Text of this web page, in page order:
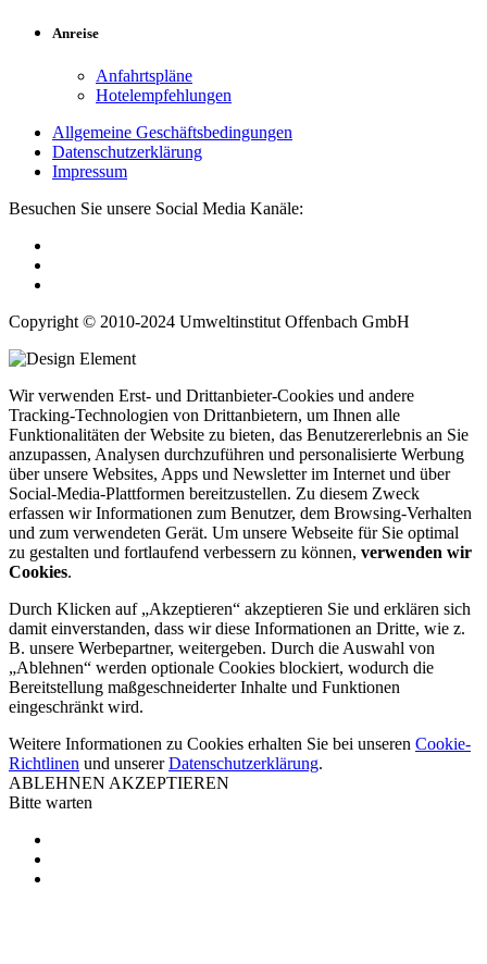
Anreise
Anfahrtspläne
Hotelempfehlungen
Allgemeine Geschäftsbedingungen
Datenschutzerklärung
Impressum
Besuchen Sie unsere Social Media Kanäle:
Copyright © 2010-2024 Umweltinstitut Offenbach GmbH
Wir verwenden Erst- und Drittanbieter-Cookies und andere
Tracking-Technologien von Drittanbietern, um Ihnen alle
Funktionalitäten der Website zu bieten, das Benutzererlebnis an Sie
anzupassen, Analysen durchzuführen und personalisierte Werbung
über unsere Websites, Apps und Newsletter im Internet und über
Social-Media-Plattformen bereitzustellen. Zu diesem Zweck
erfassen wir Informationen zum Benutzer, dem Browsing-Verhalten
und zum verwendeten Gerät. Um unsere Webseite für Sie optimal
zu gestalten und fortlaufend verbessern zu können, verwenden wir
Cookies.
Durch Klicken auf „Akzeptieren“ akzeptieren Sie und erklären sich
damit einverstanden, dass wir diese Informationen an Dritte, wie z.
B. unsere Werbepartner, weitergeben. Durch die Auswahl von
„Ablehnen“ werden optionale Cookies blockiert, wodurch die
Bereitstellung maßgeschneiderter Inhalte und Funktionen
eingeschränkt wird.
Weitere Informationen zu Cookies erhalten Sie bei unseren Cookie-
Richtlinen und unsererDatenschutzerklärung.
ABLEHNEN AKZEPTIEREN
Bitte warten